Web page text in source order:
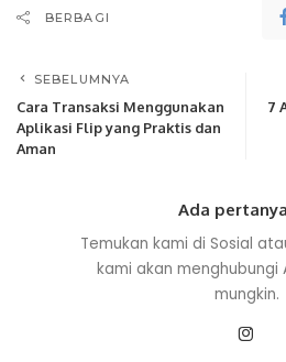
BERBAGI
SEBELUMNYA
Cara Transaksi Menggunakan
Aplikasi Flip yang Praktis dan
Aman
7
Ada
Temukan kami di Sosial
kami akan menghubungi
mungkin.